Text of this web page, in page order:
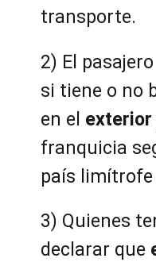
transporte.
2) El
si tiene o no
en el exterior
franquicia
país
3) Quienes
declarar que